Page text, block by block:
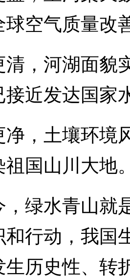
球空气质量改
河湖面貌
近发达国家
土壤环境
国山川大地
水青山就
和行动，我国
历史性、转